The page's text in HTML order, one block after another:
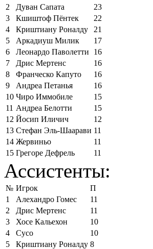
2 Дуван Сапата
23
3
Кшиштоф Пёнтек
22
4
Криштиану Роналду
21
5
Аркадиуш Милик
17
6
Леонардо Паволетти
16
7
Дрис Мертенс
16
8
Франческо Капуто
16
9
Андреа Петанья
16
10 Чиро Иммобиле
15
11 Андреа Белотти
15
12 Йосип Иличич
12
13 Стефан Эль-Шаарави 11
14 Жервиньо
11
15 Грегоре Дефрель 11
Ассистенты:
№ Игрок
П
1
Алехандро Гомес
11
2
Дрис Мертенс
11
3
Хосе Кальехон
10
4
Сусо
10
5
Криштиану Роналду 8